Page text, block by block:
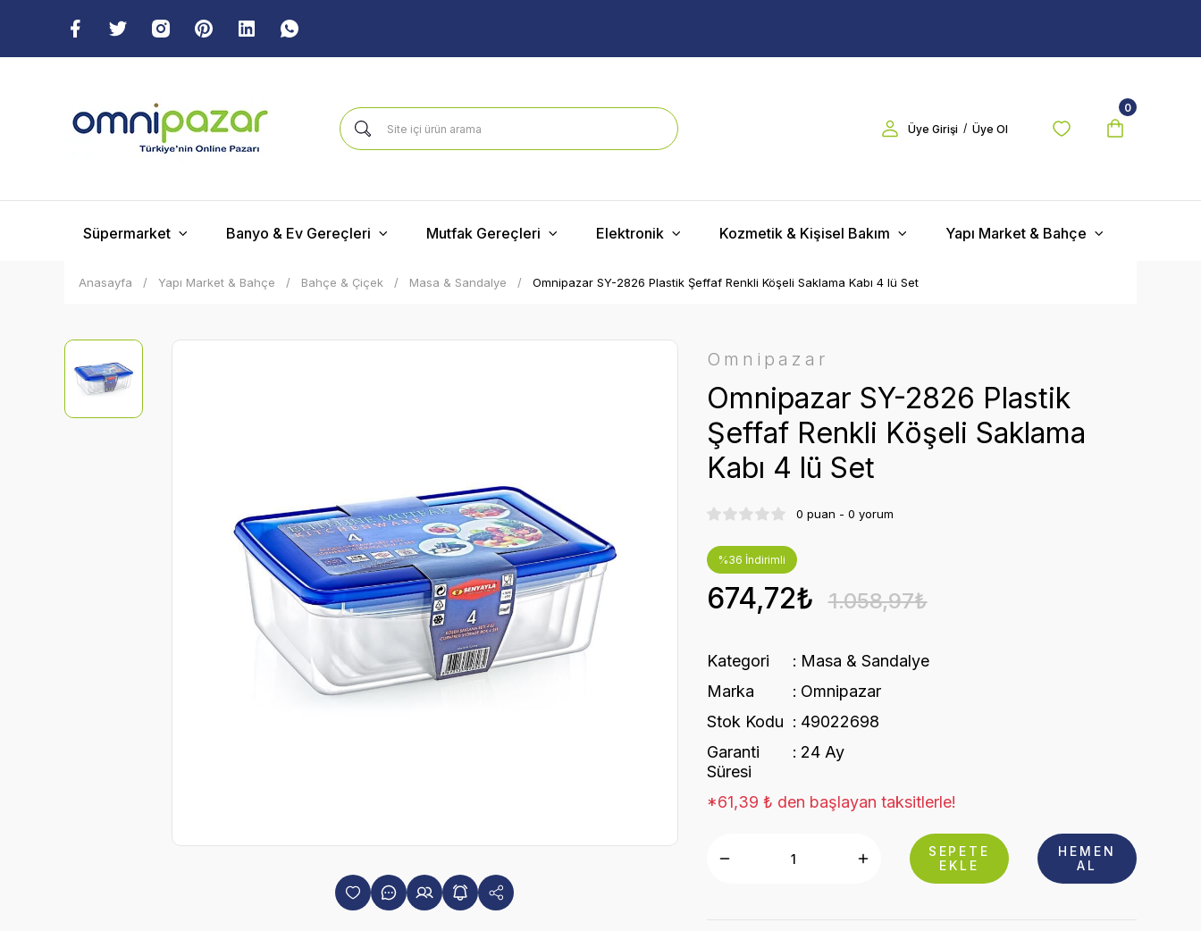
Üye Girişi / Üye Ol
0
Süpermarket Banyo & Ev Gereçleri Mutfak Gereçleri Elektronik Kozmetik & Kişisel Bakım Yapı Market & Bahçe
Anasayfa Yapı Market & Bahçe Bahçe & Çiçek Masa & Sandalye Omnipazar SY-2826 Plastik Şeffaf Renkli Köşeli Saklama Kabı 4 lü Set
Omnipazar
Omnipazar SY-2826 Plastik
Şeffaf Renkli Köşeli Saklama
Kabı 4 lü Set
0 puan - 0 yorum
%36 İndirimli
674,72₺ 1.058,97₺
Kategori
Masa & Sandalye
Marka
Omnipazar
Stok Kodu
49022698
Garanti
Süresi
24 Ay
*61,39 ₺ den başlayan taksitlerle!
SEPETE
EKLE
HEMEN
AL